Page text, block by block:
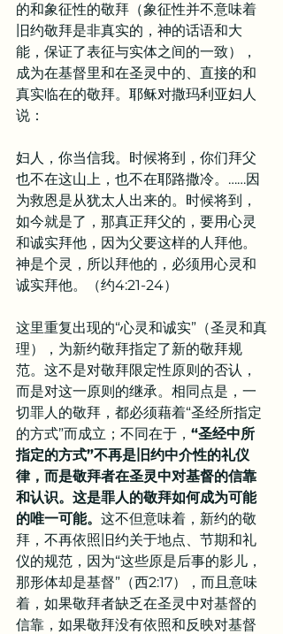
的和象征性的敬拜（象征性并不意味着
旧约敬拜是非真实的，神的话语和大
能，保证了表征与实体之间的一致），
成为在基督里和在圣灵中的、直接的和
真实临在的敬拜。耶稣对撒玛利亚妇人
说：
妇人，你当信我。时候将到，你们拜父
也不在这山上，也不在耶路撒冷。……因
为救恩是从犹太人出来的。时候将到，
如今就是了，那真正拜父的，要用心灵
和诚实拜他，因为父要这样的人拜他。
神是个灵，所以拜他的，必须用心灵和
诚实拜他。（约4:21-24）
这里重复出现的“心灵和诚实”（圣灵和真
理），为新约敬拜指定了新的敬拜规
范。这不是对敬拜限定性原则的否认，
而是对这一原则的继承。相同点是，一
切罪人的敬拜，都必须藉着“圣经所指定
的方式”而成立；不同在于， “圣经中所
指定的方式”不再是旧约中介性的礼仪
律，而是敬拜者在圣灵中对基督的信靠
和认识。这是罪人的敬拜如何成为可能
的唯一可能。 这不但意味着，新约的敬
拜，不再依照旧约关于地点、节期和礼
仪的规范，因为“这些原是后事的影儿，
那形体却是基督”（西2:17），而且意味
着，如果敬拜者缺乏在圣灵中对基督的
信靠，如果敬拜没有依照和反映对基督